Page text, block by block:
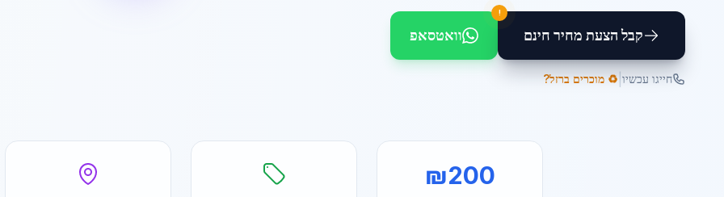
קבל הצעת מחיר חינם
!
וואטסאפ
חייגו עכשיו ♻️ מוכרים ברזל?
₪200